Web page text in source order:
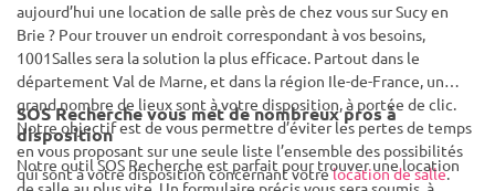
aujourd’hui une location de salle près de chez vous sur Sucy en
Brie ? Pour trouver un endroit correspondant à vos besoins,
1001Salles sera la solution la plus efficace. Partout dans le
département Val de Marne, et dans la région Ile-de-France, un
grand nombre de lieux sont à votre disposition, à portée de clic.
Notre objectif est de vous permettre d’éviter les pertes de temps
en vous proposant sur une seule liste l’ensemble des possibilités
qui sont à votre disposition concernant votrelocation de salle.
SOS Recherche vous met de nombreux pros à
disposition
Notre outil SOS Recherche est parfait pour trouver une location